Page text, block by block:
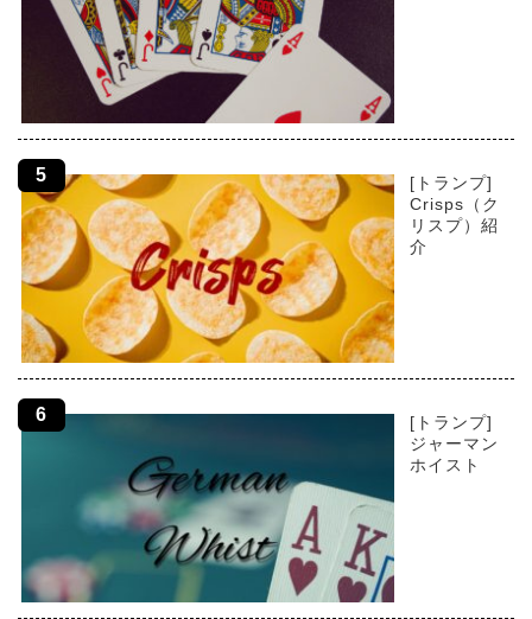
[トランプ]
Crisps（ク
リスプ）紹
介
[トランプ]
ジャーマン
ホイスト